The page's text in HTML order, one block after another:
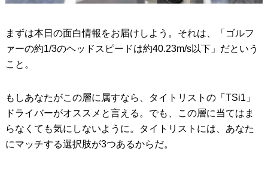
まずは本日の面白情報をお届けしよう。それは、「ゴルフ
ァーの約1/3のヘッドスピードは約40.23m/s以下」だという
こと。
もしあなたがこの層に属すなら、タイトリストの「TSi1」
ドライバーがオススメと言える。でも、この層に当てはま
らなくても気にしないように。タイトリストには、あなた
にマッチする選択肢が3つあるからだ。